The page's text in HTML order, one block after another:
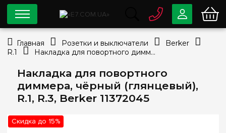
Накладка для повортного
диммера, чёрный (глянцевый),
R.1, R.3, Berker 11372045
Скидка до 15%
0 80033-63-07
info@e7.com.ua
044334-79-78
Viber Telegram
Главная Розетки и выключатели
Berker
R.1
Накладка для повортного диммера, чёрный (глянцевый), R.1, R.3, Berker 11372045